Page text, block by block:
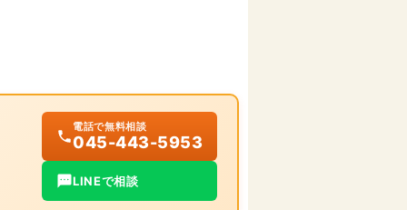
電話で無料相談
045-443-5953
LINEで相談